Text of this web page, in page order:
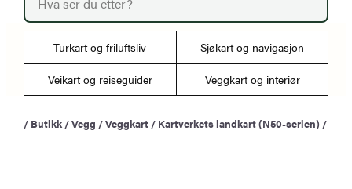
o
d
t
r
Turkart og friluftsliv Sjøkart og navigasjon
Veikart og reiseguider Veggkart og interiør
/ Butikk /Vegg /Veggkart / Kartverkets landkart (N50-serien) /